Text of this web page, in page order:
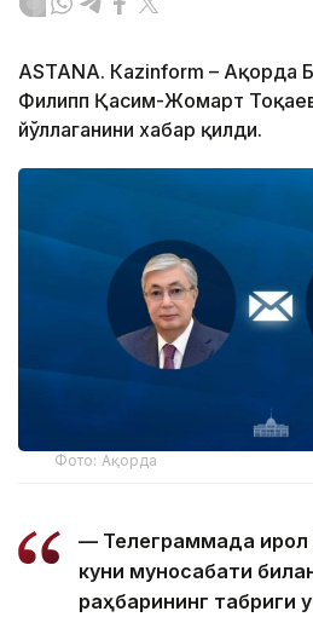
ASTANА. Кazinform – Ақорда
Филипп Қасим-Жомарт
йўллаганини хабар қилди.
Фото: Ақорда
— Телеграммада
куни муносабати
раҳбарининг табриги